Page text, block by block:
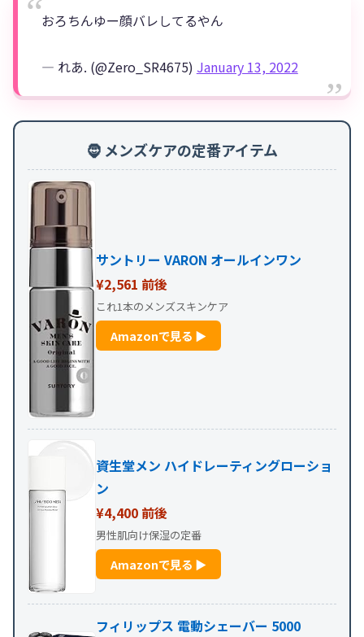
おろちんゆー顔バレしてるやん
— れあ. (@Zero_SR4675) January 13, 2022
🧔 メンズケアの定番アイテム
サントリー VARON オールインワン
¥2,561 前後
これ1本のメンズスキンケア
Amazonで見る ▶
資生堂メン ハイドレーティングローショ
ン
¥4,400 前後
男性肌向け保湿の定番
Amazonで見る ▶
フィリップス 電動シェーバー 5000